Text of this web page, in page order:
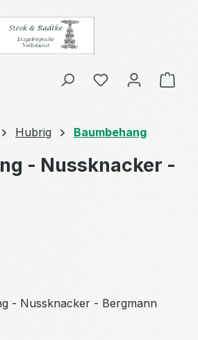
Hubrig Baumbehang
- Nussknacker -